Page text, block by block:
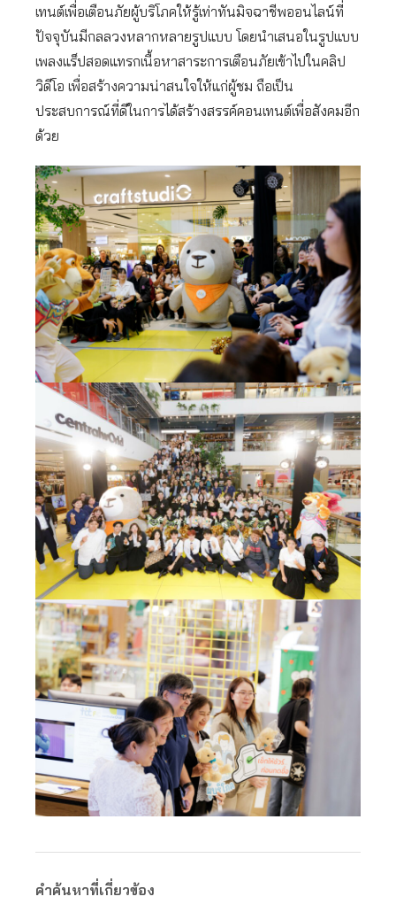
เทนต์เพื่อเตือนภัยผู้บริโภคให้รู้เท่าทันมิจฉาชีพออนไลน์ที่
ปัจจุบันมีกลลวงหลากหลายรูปแบบ โดยนำเสนอในรูปแบบ
เพลงแร็ปสอดแทรกเนื้อหาสาระการเตือนภัยเข้าไปในคลิป
วิดีโอ เพื่อสร้างความน่าสนใจให้แก่ผู้ชม ถือเป็น
ประสบการณ์ที่ดีในการได้สร้างสรรค์คอนเทนต์เพื่อสังคมอีก
ด้วย
คำค้นหาที่เกี่ยวข้อง